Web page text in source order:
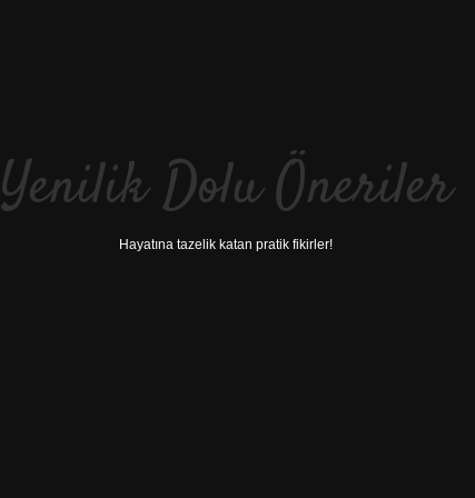
Yenilik Dolu Öneriler
Hayatına tazelik katan pratik fikirler!